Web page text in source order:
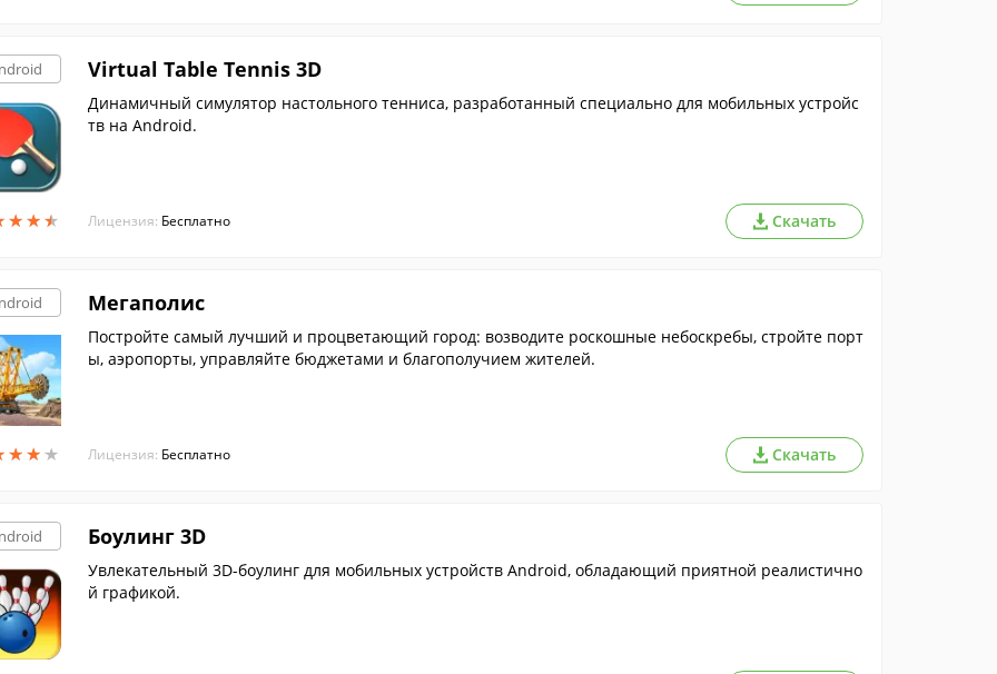
★★★
★★★
Virtual Table Tennis 3D
Динамичный симулятор настольного тенниса, разработанный специально для мобильных устройс
тв на Android.
Лицензия: Бесплатно Скачать
★★★
★★★
Мегаполис
Постройте самый лучший и процветающий город: возводите роскошные небоскребы, стройте порт
ы, аэропорты, управляйте бюджетами и благополучием жителей.
Лицензия: Бесплатно Скачать
Боулинг 3D
Увлекательный 3D-боулинг для мобильных устройств Android, обладающий приятной реалистично
й графикой.